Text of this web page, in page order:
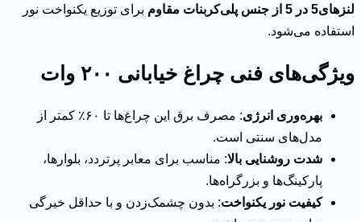
لنزهای5 در 5 از جنس پلی‌کربنات مقاوم
برای توزیع یکنواخت نور
استفاده می‌شود.
ویژگی‌های فنی چراغ خیابانی ۲۰۰ وات
بهره‌وری انرژی
: مصرف برق این چراغ‌ها تا ۶۰٪ کمتر از
مدل‌های سنتی است.
شدت روشنایی بالا: مناسب برای معابر پرتردد، بلوارها،
پارکینگ‌ها و بزرگراه‌ها.
کیفیت نور یکنواخت: بدون چشمک‌زدن و با حداقل خیرگی